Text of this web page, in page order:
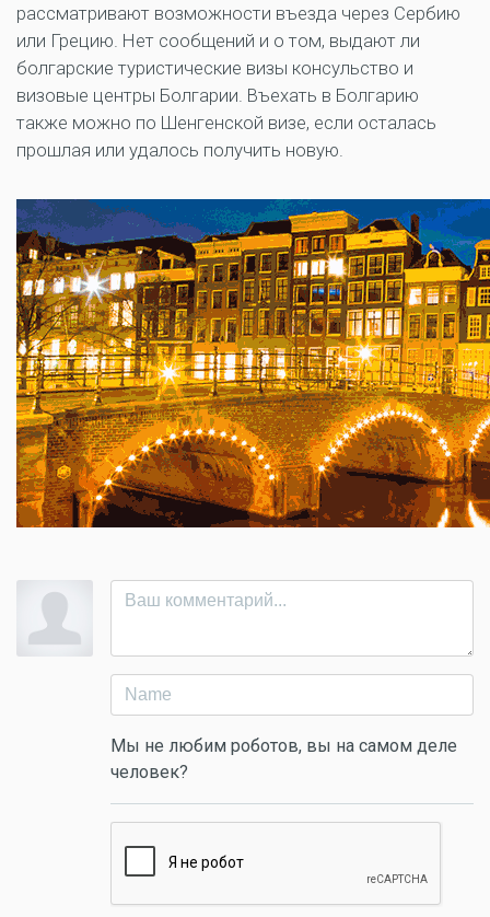
рассматривают возможности въезда через Сербию
или Грецию. Нет сообщений и о том, выдают ли
болгарские туристические визы консульство и
визовые центры Болгарии. Въехать в Болгарию
также можно по Шенгенской визе, если осталась
прошлая или удалось получить новую.
Мы не любим роботов, вы на самом деле
человек?